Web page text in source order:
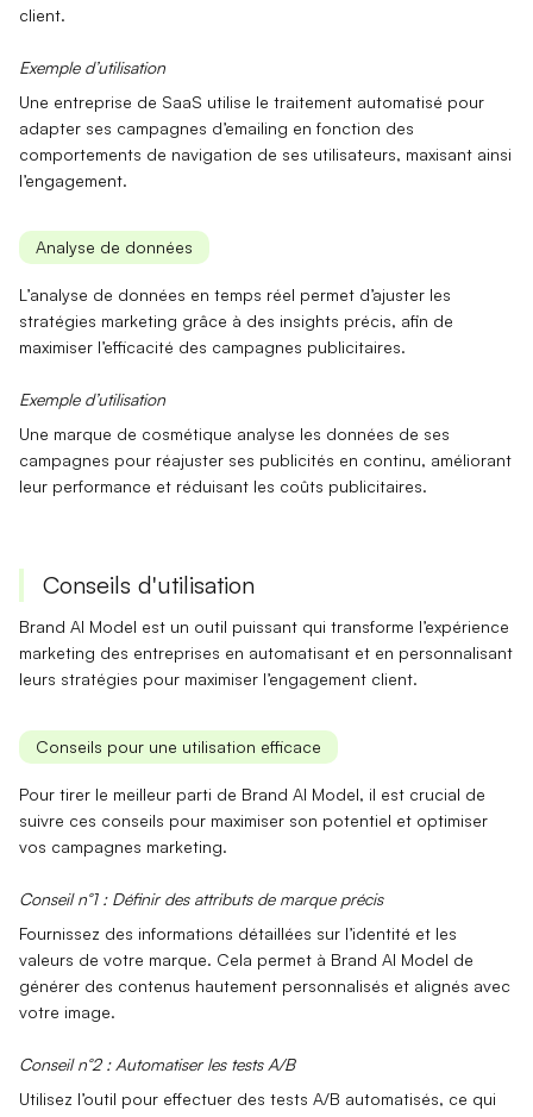
client.
Exemple d’utilisation
Une entreprise de SaaS utilise letraitement automatisé pour
adapter ses campagnes d’emailing en fonction des
comportements de navigation de ses utilisateurs, maxisant ainsi
l’engagement.
Analyse de données
L’analyse de données en temps réel permet d’ajuster les
stratégies marketing grâce à des insights précis, afin de
maximiser l’efficacité des campagnes publicitaires.
Exemple d’utilisation
Une marque de cosmétique analyse les données de ses
campagnes pour réajuster ses publicités en continu, améliorant
leur performance et réduisant les coûts publicitaires.
Conseils d'utilisation
Brand AI Model est un outil puissant qui transforme l’expérience
marketing des entreprises en automatisant et en personnalisant
leurs stratégies pour maximiser l’engagement client.
Conseils pour une utilisation efficace
Pour tirer le meilleur parti de Brand AI Model, il est crucial de
suivre ces conseils pour maximiser son potentiel et optimiser
vos campagnes marketing.
Conseil n°1 : Définir des attributs de marque précis
Fournissez des informations détaillées sur l’identité et les
valeurs de votre marque. Cela permet à Brand AI Model de
générer des contenus hautement personnalisés et alignés avec
votre image.
Conseil n°2 : Automatiser les tests A/B
Utilisez l’outil pour effectuer destests A/B automatisés, ce qui